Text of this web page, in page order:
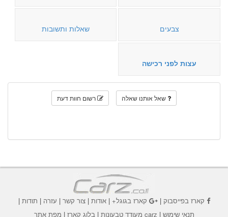
צבעים שאלות ותשובות
עצות לפני רכישה
שאל אותנו שאלה רשום חוות דעת
קארז בפייסבוק| קארז בגוגל+|אודות |צור קשר | עזרה | תודות |
תנאי שימוש | carz מעודד טבעונות | בלוג קארז | מפת אתר